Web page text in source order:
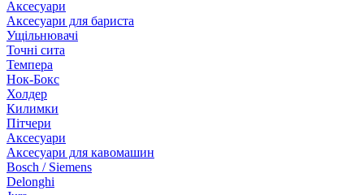
Аксесуари
Аксесуари для бариста
Ущільнювачі
Точні сита
Темпера
Нок-Бокс
Холдер
Килимки
Пітчери
Аксесуари
Аксесуари для кавомашин
Bosch / Siemens
Delonghi